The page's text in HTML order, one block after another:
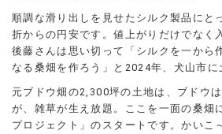
順調な滑り出しを見せたシルク製品にと
折からの円安です。値上がりだけでなく
後藤さんは思い切って「シルクを一から
なる桑畑を作ろう」と2024年、犬山市に
元ブドウ畑の2,300坪の土地は、ブドウ
が、雑草が生え放題。ここを一面の桑畑
プロジェクト」のスタートです。かいこ